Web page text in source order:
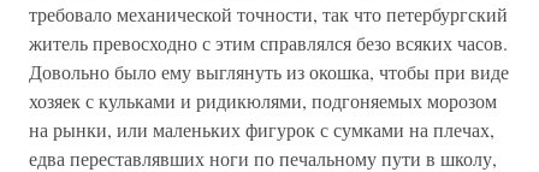
требовало механической точности, так что петербургский
житель превосходно с этим справлялся безо всяких часов.
Довольно было ему выглянуть из окошка, чтобы при виде
хозяек с кульками и ридикюлями, подгоняемых морозом
на рынки, или маленьких фигурок с сумками на плечах,
едва переставлявших ноги по печальному пути в школу,